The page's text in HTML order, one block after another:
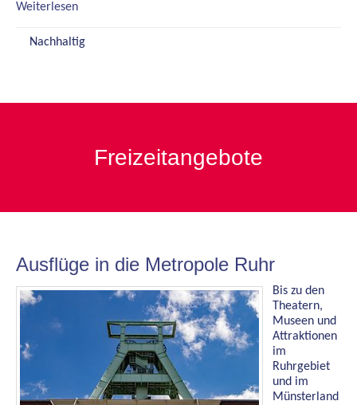
280
290
Weiterlesen
Nachhaltig
Freizeitangebote
Ausflüge in die Metropole Ruhr
Bis zu den
Theatern,
Museen und
Attraktionen
im
Ruhrgebiet
und im
Münsterland